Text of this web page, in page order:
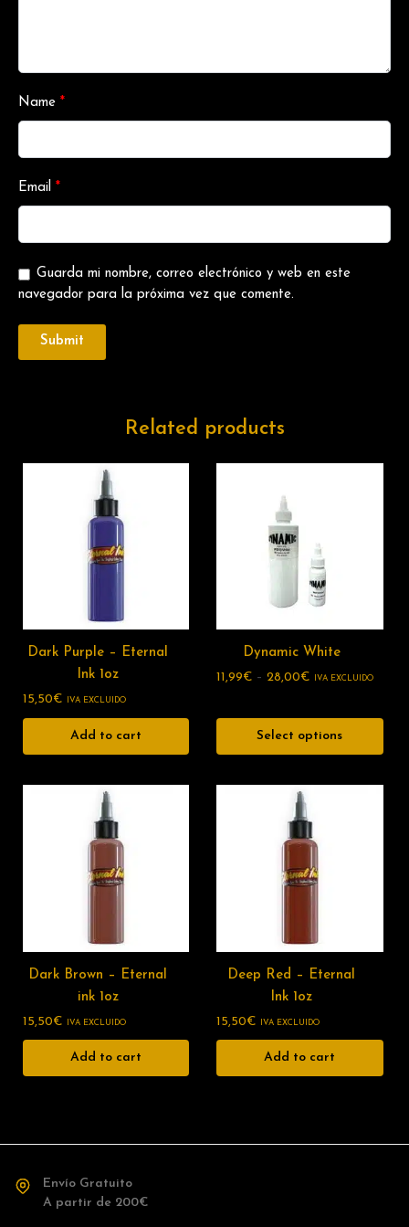
Name *
Email *
Guarda mi nombre, correo electrónico y web en este
navegador para la próxima vez que comente.
Related products
Dark Purple – Eternal
Ink 1oz
15,50€ IVA EXCLUIDO
Add to cart
Dynamic White
11,99€ –28,00€ IVA EXCLUIDO
Select options
Dark Brown – Eternal
ink 1oz
15,50€ IVA EXCLUIDO
Add to cart
Deep Red – Eternal
Ink 1oz
15,50€ IVA EXCLUIDO
Add to cart
Envío Gratuito
A partir de 200€